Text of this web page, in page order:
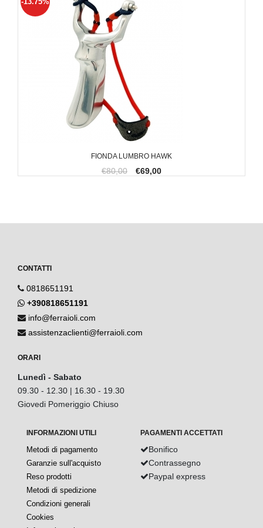
FIONDA LUMBRO HAWK
€80,00 €69,00
CONTATTI
0818651191
+390818651191
info@ferraioli.com
assistenzaclienti@ferraioli.com
ORARI
Lunedì - Sabato
09.30 - 12.30 | 16.30 - 19.30
Giovedi Pomeriggio Chiuso
INFORMAZIONI UTILI
Metodi di pagamento
Garanzie sull'acquisto
Reso prodotti
Metodi di spedizione
Condizioni generali
Cookies
PAGAMENTI ACCETTATI
Bonifico
Contrassegno
Paypal express